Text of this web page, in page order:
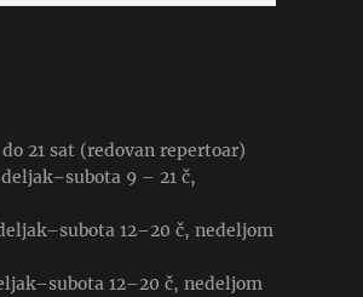
21 sat (redovan repertoar)
9 – 21 č,
12–20 č, nedeljom
12–20 č, nedeljom